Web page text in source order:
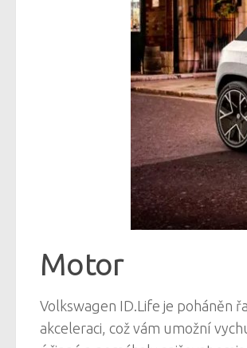
Motor
Volkswagen ID.Life je poháněn
akceleraci, což vám umožní